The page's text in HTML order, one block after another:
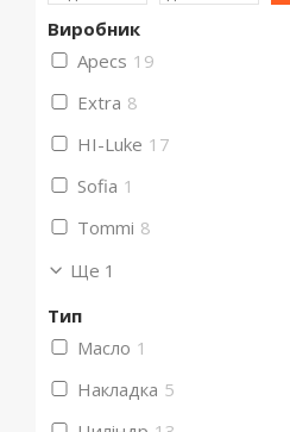
Виробник
Apecs 19
Extra 8
HI-Luke 17
Sofia 1
Tommi 8
Ще 1
Тип
Масло 1
Накладка 5